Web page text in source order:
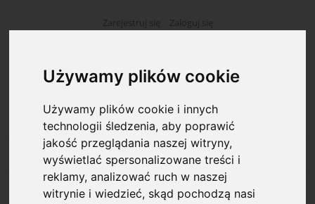
Używamy plików cookie
Używamy plików cookie i innych
technologii śledzenia, aby poprawić
jakość przeglądania naszej witryny,
wyświetlać spersonalizowane treści i
reklamy, analizować ruch w naszej
witrynie i wiedzieć, skąd pochodzą nasi